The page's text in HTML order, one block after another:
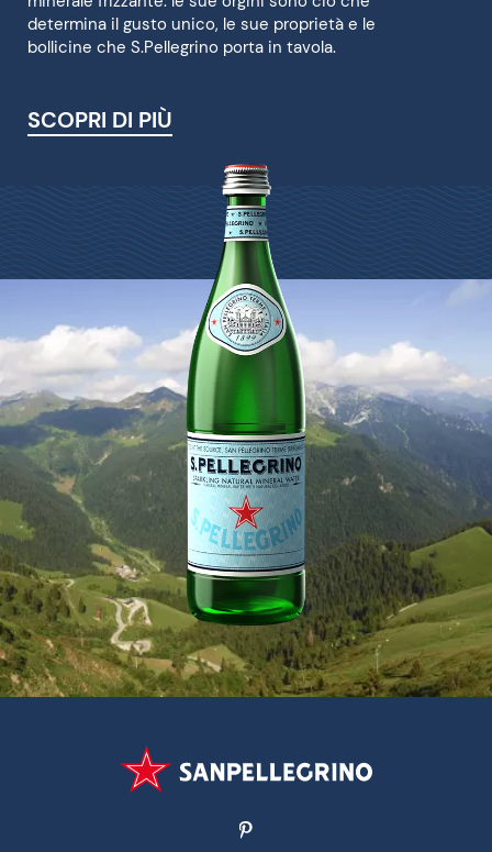
determina il gusto unico, le sue proprietà e le
bollicine che S.Pellegrino porta in tavola.
SCOPRI DI PIÙ